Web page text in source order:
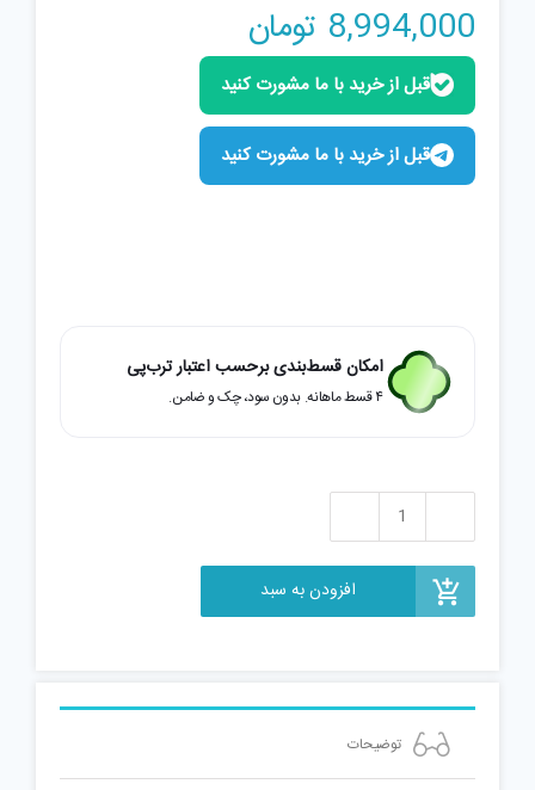
8,994,000 تومان
قبل از خرید با ما مشورت کنید
قبل از خرید با ما مشورت کنید
امکان قسط‌بندی برحسب اعتبار ترب‌پی
۴ قسط ماهانه. بدون سود، چک و ضامن.
عینک
آفتابی
جورجیو
ولنتی
افزودن به سبد
توضیحات